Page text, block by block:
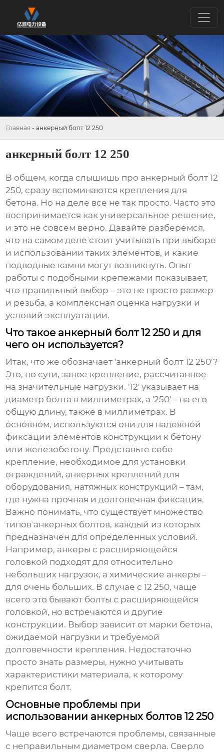
Главная - анкерный болт 12 250
анкерный болт 12 250
В общем, когда слышишь про анкерный болт 12
250, сразу вспоминаются крепления для
бетона. Но на деле все не так просто. Часто это
воспринимается как универсальное решение,
и это не совсем верно. Давайте разберемся,
что на самом деле стоит учитывать при выборе
и использовании таких элементов, и какие
подводные камни могут возникнуть. Опыт
работы с подобными крепежами показывает,
что правильный выбор – это не просто размер
и резьба, а комплексная оценка нагрузки и
условий эксплуатации.
Что такое анкерный болт 12 250 и для
чего он используется?
Итак, что же обозначает 'анкерный болт 12 250'?
Это, по сути, заное крепление, рассчитанное
на значительные нагрузки. '12' указывает на
диаметр болта в миллиметрах, а '250' – на его
общую длину, также в миллиметрах. В
основном, используются они для надежной
фиксации элементов конструкции к бетону
или железобетону. Представьте себе
крепление, необходимое для установки
ограждений, анкерных креплений для
оборудования, натяжных конструкций – там,
где нужна прочная и долговечная фиксация.
Важно понимать, что существует множество
типов анкерных болтов, каждый из которых
предназначен для определенных условий.
Например, анкеры с расширяющейся
головкой подходят для относительно
небольших нагрузок, а химические анкеры –
для очень больших. В случае с12 250, чаще
всего это бывают болты с расширяющейся
головкой, но встречаются и другие
конструкции. Выбор зависит от марки бетона,
ожидаемой нагрузки и требуемой
долговечности крепления. Недостаточно
просто знать размеры, нужно учитывать
характеристики материала, к которому
крепится болт.
Основные проблемы при
использовании анкерных болтов 12 250
Чаще всего встречаются проблемы, связанные
с неправильным диаметром сверла. Сверло